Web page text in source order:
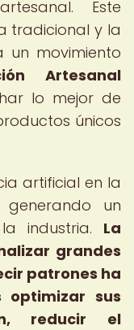
Este
tradicional y la
movimiento
Artesanal
lo mejor de
únicos
artificial en la
un
industria. La
grandes
patrones ha
optimizar sus
reducir el